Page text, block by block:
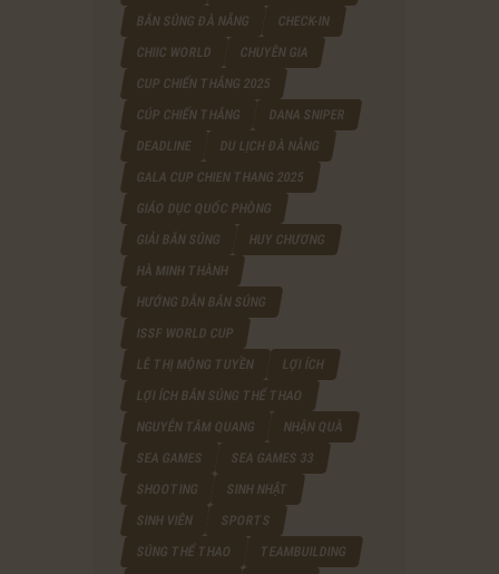
BẮN SÚNG ĐÀ NẴNG
CHECK-IN
CHIIC WORLD
CHUYÊN GIA
CUP CHIẾN THẮNG 2025
CÚP CHIẾN THẮNG
DANA SNIPER
DEADLINE
DU LỊCH ĐÀ NẴNG
GALA CUP CHIEN THANG 2025
GIÁO DỤC QUỐC PHÒNG
GIẢI BẮN SÚNG
HUY CHƯƠNG
HÀ MINH THÀNH
HƯỚNG DẪN BẮN SÚNG
ISSF WORLD CUP
LÊ THỊ MỘNG TUYỀN
LỢI ÍCH
LỢI ÍCH BẮN SÚNG THỂ THAO
NGUYỄN TÂM QUANG
NHẬN QUÀ
SEA GAMES
SEA GAMES 33
SHOOTING
SINH NHẬT
SINH VIÊN
SPORTS
SÚNG THỂ THAO
TEAMBUILDING